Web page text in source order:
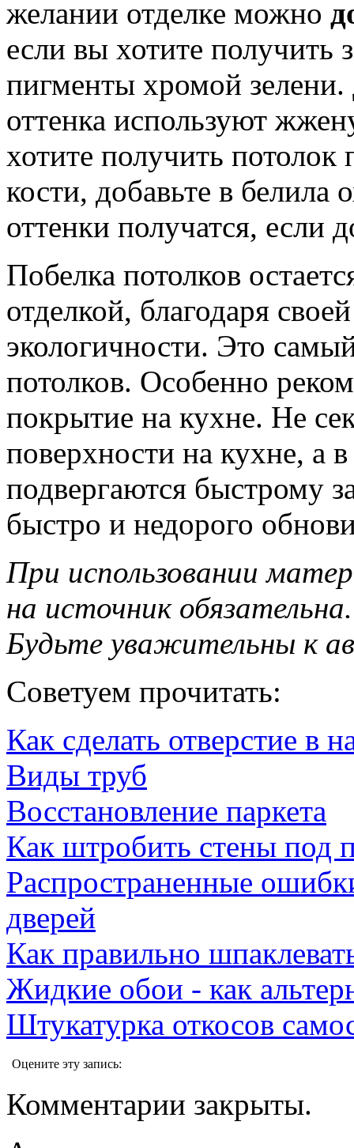
желании отделке можно
если вы хотите получить
пигменты хромой
оттенка используют
хотите получить потолок
кости, добавьте в белила
оттенки получатся, если
Побелка потолков
отделкой, благодаря
экологичности. Это
потолков. Особенно
покрытие на кухне. Не
поверхности на кухне, а
подвергаются быстрому
быстро и недорого
При использовании
на источник обязательна.
Будьте уважительны к
Советуем прочитать:
Как сделать отверстие в
Виды труб
Восстановление паркета
Как штробить стены под
Распространенные
дверей
Как правильно
Жидкие обои - как
Штукатурка откосов
Оцените эту запись:
Комментарии закрыты.